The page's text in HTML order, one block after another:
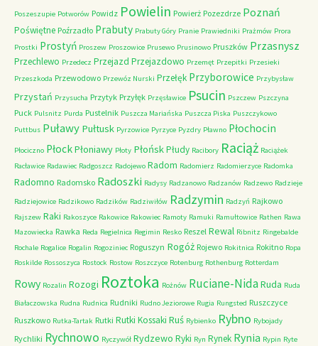
Poszeszupie Potworów Powidz Powielin Powierż Pozezdrze Poznań
Poświętne Poźrzadło Prabuty Prabuty Góry Pranie Prawiedniki Prażmów Prora
Prostki Prostyń Proszew Proszowice Prusewo Prusinowo Pruszków Przasnysz
Przechlewo Przedecz Przejazd Przejazdowo Przemęt Przepitki Przesieki
Przeszkoda Przewodowo Przewóz Nurski Przełęk Przyborowice Przybysław
Przystań Przysucha Przytyk Przyłęk Przęsławice Psucin Pszczew Pszczyna
Puck Pulsnitz Purda Pustelnik Puszcza Mariańska Puszcza Piska Puszczykowo
Puttbus Puławy Pułtusk Pyrzowice Pyrzyce Pyzdry Pławno Płochocin
Płociczno PłockPłoniawy Płoty PłońskPłudy Racibory Raciąż Raciążek
Racławice Radawiec Radgoszcz Radojewo Radom Radomierz Radomierzyce Radomka
Radomno Radomsko Radoszki Radysy Radzanowo Radzanów Radzewo Radzieje
Radziejowice Radzikowo Radzików Radziwiłów Radzymin Radzyń Rajkowo
Rajszew Raki Rakoszyce Rakowice Rakowiec Ramoty Ramuki Ramułtowice Rathen Rawa
Mazowiecka Rawka Reda Regielnica Regimin Resko Reszel Rewal Ribnitz Ringebalde
Rochale Rogalice Rogalin Rogoziniec Roguszyn Rogóż Rojewo Rokitnica Rokitno Ropa
Roskilde Rossoszyca Rostock Rostow Roszczyce Rotenburg Rothenburg Rotterdam
Rowy Rozalin Rozogi Roztoka Rożnów Ruciane-NidaRuda Ruda
Białaczowska Rudna Rudnica Rudniki Rudno Jeziorowe Rugia Rungsted Ruszczyce
Ruszkowo Rutka-Tartak Rutki Rutki Kossaki Ruś Rybienko Rybno Rybojady
Rychliki Rychnowo Ryczywół Rydzewo Ryki Ryn Rynek Rynia Rypin Ryte